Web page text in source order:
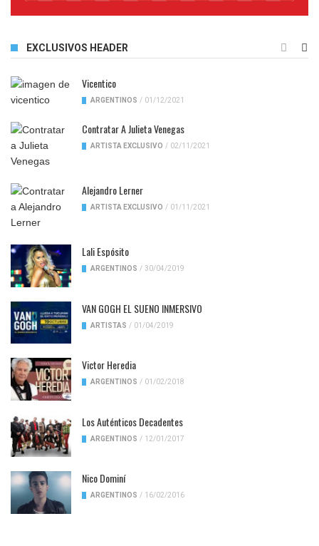
EXCLUSIVOS HEADER
Vicentico
ARGENTINOS / 01/12/2021
Contratar A Julieta Venegas
ARTISTA EXCLUSIVO / 02/11/2021
Alejandro Lerner
ARTISTA EXCLUSIVO / 01/11/2021
Lali Espósito
ARGENTINOS / 30/04/2019
VAN GOGH EL SUENO INMERSIVO
ARTISTAS / 01/04/2019
Victor Heredia
ARGENTINOS / 01/02/2018
Los Auténticos Decadentes
ARGENTINOS / 12/01/2017
Nico Dominí
ARGENTINOS / 16/02/2016